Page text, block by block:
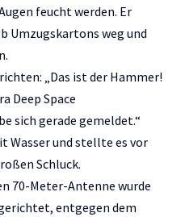
feucht werden. Er
Umzugskartons weg und
„Das ist der Hammer!
Deep Space
sich gerade gemeldet.“
Wasser und stellte es vor
Schluck.
70-Meter-Antenne wurde
entgegen dem